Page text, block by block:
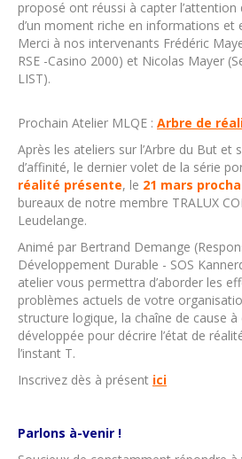
proposé ont réussi à capter l’attention
d’un moment riche en informations et
Merci à nos intervenants Frédéric
RSE -Casino 2000) et Nicolas Mayer
LIST).
Prochain Atelier MLQE : Arbre de
Après les ateliers sur l’Arbre du But et
d’affinité, le dernier volet de la série
réalité présente, le 21 mars
bureaux de notre membre TRALUX
Leudelange.
Animé par Bertrand Demange
Développement Durable - SOS
atelier vous permettra d’aborder les
problèmes actuels de votre
structure logique, la chaîne de cause
développée pour décrire l’état de
l’instant T.
Inscrivez dès à présent ici
Parlons à-venir !